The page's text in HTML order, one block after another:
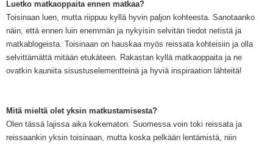
Luetko matkaoppaita ennen matkaa?
Toisinaan luen, mutta riippuu kyllä hyvin paljon kohteesta. Sanotaanko
näin, että ennen luin enemmän ja nykyisin selvitän tiedot netistä ja
matkablogeista. Toisinaan on hauskaa myös reissata kohteisiin ja olla
selvittämättä mitään etukäteen. Rakastan kyllä matkaoppaita ja ne
ovatkin kauniita sisustuselementteinä ja hyviä inspiraation lähteitä!
Mitä mieltä olet yksin matkustamisesta?
Olen tässä lajissa aika kokematon. Suomessa voin toki reissata ja
reissaankin yksin toisinaan, mutta koska pelkään lentämistä, niin